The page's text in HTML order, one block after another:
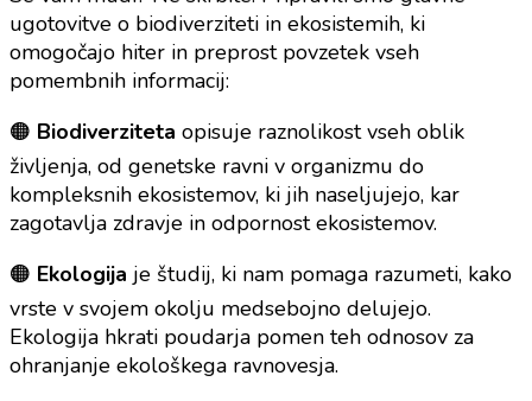
ugotovitve o biodiverziteti in ekosistemih, ki
omogočajo hiter in preprost povzetek vseh
pomembnih informacij:
🟠 Biodiverziteta opisuje raznolikost vseh oblik
življenja, od genetske ravni v organizmu do
kompleksnih ekosistemov, ki jih naseljujejo, kar
zagotavlja zdravje in odpornost ekosistemov.
🟠 Ekologija je študij, ki nam pomaga razumeti, kako
vrste v svojem okolju medsebojno delujejo.
Ekologija hkrati poudarja pomen teh odnosov za
ohranjanje ekološkega ravnovesja.